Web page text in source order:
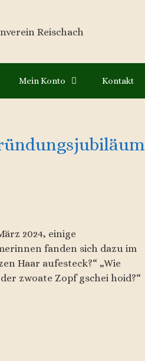
Mein Konto Kontakt
2024, einige
fanden sich dazu im
Haar aufesteck?“ „Wie
zwoate Zopf gschei hoid?“